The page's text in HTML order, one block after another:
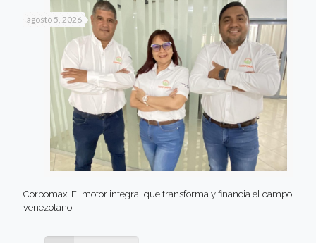
agosto 5, 2026
Corpomax: El motor integral que transforma y financia el campo
venezolano